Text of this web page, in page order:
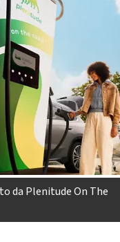
da Plenitude On The